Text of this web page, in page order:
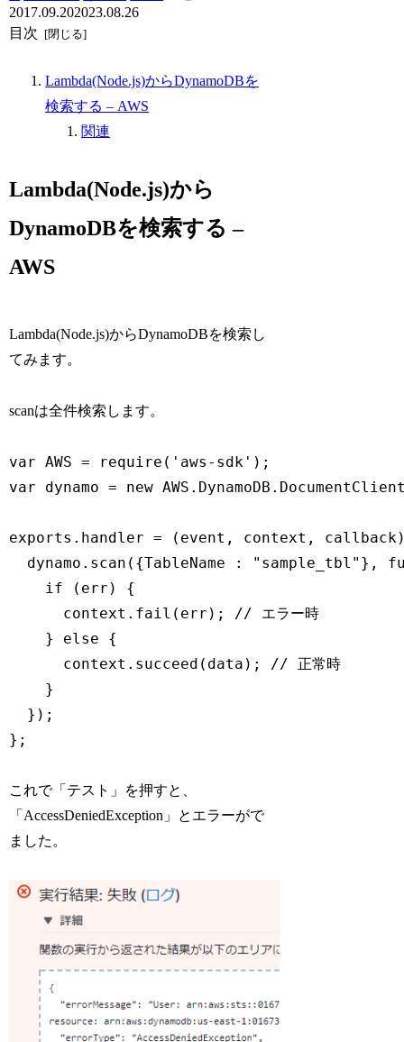
2017.09.202023.08.26
目次
Lambda(Node.js)からDynamoDBを
検索する – AWS
関連
Lambda(Node.js)から
DynamoDBを検索する –
AWS
Lambda(Node.js)からDynamoDBを検索し
てみます。
scanは全件検索します。
var AWS = require('aws-sdk');
var dynamo = new
exports.handler = (event, context,
dynamo.scan({TableName : "sample_tbl"},
    if (err) {
      context.fail(err); // エラー時
    } else {
      context.succeed(data); // 正常時
    }
  });
};
これで「テスト」を押すと、
「AccessDeniedException」とエラーがで
ました。